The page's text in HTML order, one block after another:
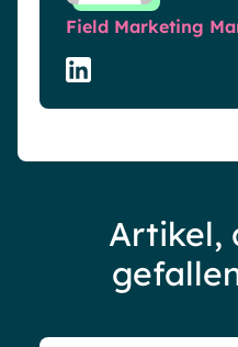
Field Marketing
Artikel,